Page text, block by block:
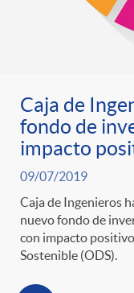
Caja de
fondo de
impacto
09/07/2019
Caja de Ingenieros
nuevo fondo de
con impacto
Sostenible (ODS).